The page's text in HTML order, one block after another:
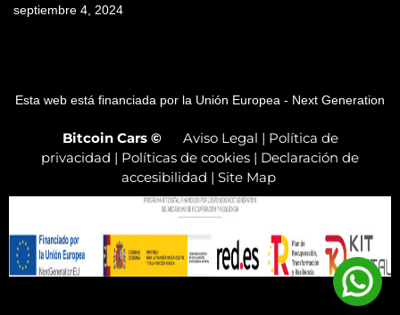
septiembre 4, 2024
Esta web está financiada por la Unión Europea - Next Generation
Bitcoin Cars © Aviso Legal | Política de
privacidad | Políticas de cookies | Declaración de
accesibilidad | Site Map